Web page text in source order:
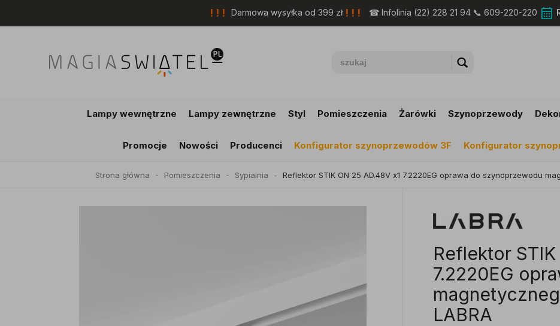
! ! ! Darmowa wysyłka od 399 zł ! ! ! ☎ Infolinia (22) 228 21 94 📞 609-220-220
Lampy wewnętrzne Lampy zewnętrzne Styl Pomieszczenia Żarówki Szynoprzewody
Promocje Nowości Producenci Konfigurator szynoprzewodów 3F Konfigurator
Strona główna Pomieszczenia Sypialnia Reflektor STIK ON 25 AD.48V x1 7.2220EG oprawa do szynoprzewodu
Reflektor
7.2220EG
LABRA